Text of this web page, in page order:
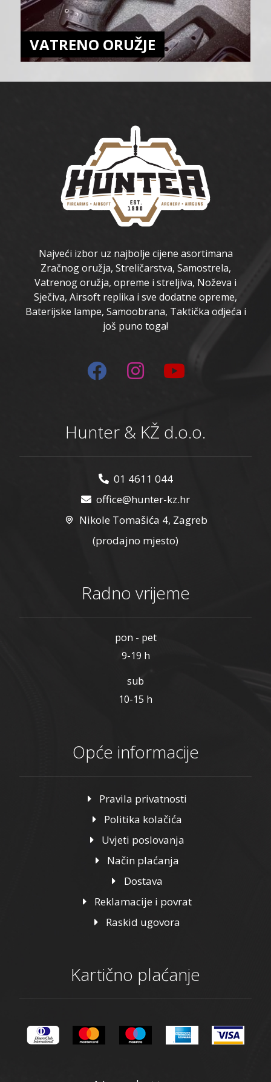
VATRENO ORUŽJE
Najveći izbor uz najbolje cijene asortimana
Zračnog oružja, Streličarstva, Samostrela,
Vatrenog oružja, opreme i streljiva, Noževa i
Sječiva, Airsoft replika i sve dodatne opreme,
Baterijske lampe, Samoobrana, Taktička odjeća i
još puno toga!
Hunter & KŽ d.o.o.
01 4611 044
office@hunter-kz.hr
Nikole Tomašića 4, Zagreb
(prodajno mjesto)
Radno vrijeme
pon - pet
9-19 h
sub
10-15 h
Opće informacije
Pravila privatnosti
Politika kolačića
Uvjeti poslovanja
Način plaćanja
Dostava
Reklamacije i povrat
Raskid ugovora
Kartično plaćanje